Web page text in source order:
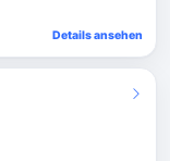
Details ansehen